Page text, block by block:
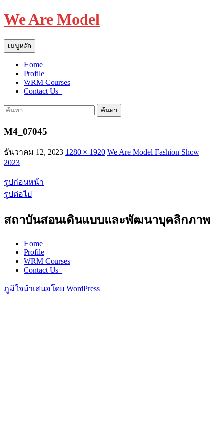
We Are Model
ค้นหา
เมนูหลัก
ยัง
เนื้อหา
Home
Profile
WRM Courses
Contact Us_
ค้นหา
M4_07045
ธันวาคม 12, 2023 1280 × 1920 We Are Model Fashion Show
2023
รูปก่อนหน้า
รูปต่อไป
สถาบันสอนเดินแบบและพัฒนาบุคลิกภาพ
Home
Profile
WRM Courses
Contact Us_
ภูมิใจนำเสนอโดย WordPress